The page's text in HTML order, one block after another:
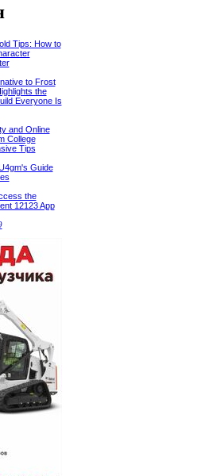
Tips: How to
to Frost
the
Everyone Is
and Online
College
Tips
Guide
the
12123 App